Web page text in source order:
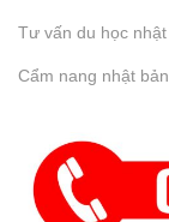
Tư vấn du học nhật
Cẩm nang nhật bản